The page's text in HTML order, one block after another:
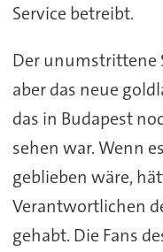
Service betreibt.
Der unumstrittene
aber das neue
das in Budapest
sehen war. Wenn
geblieben wäre,
Verantwortlichen
gehabt. Die Fans